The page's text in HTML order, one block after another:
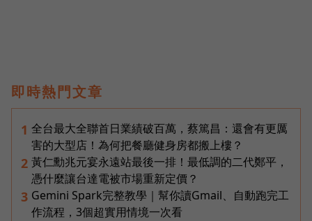
即時熱門文章
1 全台最大全聯首日業績破百萬，蔡篤昌：還會有更厲
害的大型店！為何把餐廳健身房都搬上樓？
2 黃仁勳兆元宴永遠站最後一排！最低調的二代鄭平，
憑什麼讓台達電被市場重新定價？
3 Gemini Spark完整教學｜幫你讀Gmail、自動跑完工
作流程，3個超實用情境一次看